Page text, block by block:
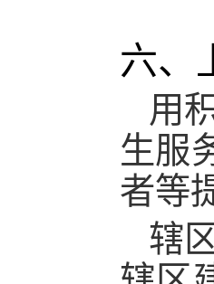
六、
用
生服
者等
辖